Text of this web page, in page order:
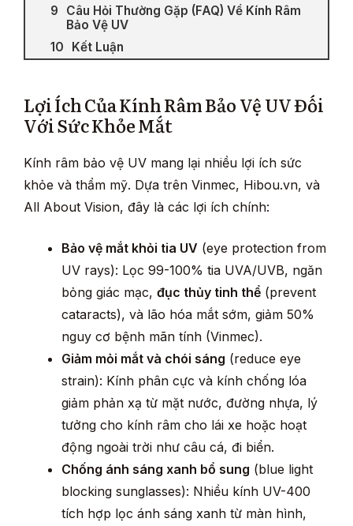
Câu Hỏi Thường Gặp (FAQ) Về Kính Râm
Bảo Vệ UV
Kết Luận
Lợi Ích Của Kính Râm Bảo Vệ UV Đối
Với Sức Khỏe Mắt
Kính râm bảo vệ UV mang lại nhiều lợi ích sức
khỏe và thẩm mỹ. Dựa trên Vinmec, Hibou.vn, và
All About Vision, đây là các lợi ích chính:
Bảo vệ mắt khỏi tia UV (eye protection from
UV rays): Lọc 99-100% tia UVA/UVB, ngăn
bỏng giác mạc, đục thủy tinh thể (prevent
cataracts), và lão hóa mắt sớm, giảm 50%
nguy cơ bệnh mãn tính (Vinmec).
Giảm mỏi mắt và chói sáng (reduce eye
strain): Kính phân cực và kính chống lóa
giảm phản xạ từ mặt nước, đường nhựa, lý
tưởng cho kính râm cho lái xe hoặc hoạt
động ngoài trời như câu cá, đi biển.
Chống ánh sáng xanh bổ sung (blue light
blocking sunglasses): Nhiều kính UV-400
tích hợp lọc ánh sáng xanh từ màn hình,